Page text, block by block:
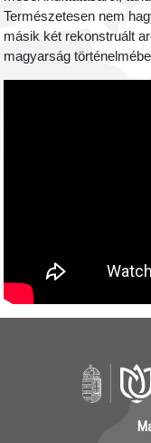
Természetesen nem
másik két rekonstruált
magyarság